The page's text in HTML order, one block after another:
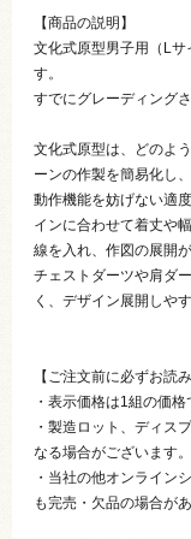
【商品の説明】
文化式原型男子用（L
す。
すでにグレーディング
文化式原型は、どのよ
ーンの作製を簡易化し
動作機能を妨げない適
インに合わせて着丈や
線を入れ、作図の展開が
チェストダーツや肩ダ
く、デザイン展開しやす
【ご注文前に必ずお読
・表示価格は1組の価格
・製造ロット、ディス
なる場合がございます。
・当社の他オンライン
も完売・欠品の場合が